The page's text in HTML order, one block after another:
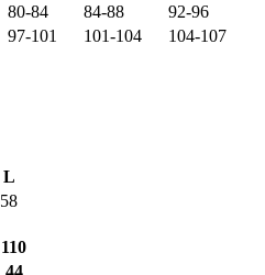
80-84 84-88
92-96
97-101 101-104
104-107
L
58
110
44